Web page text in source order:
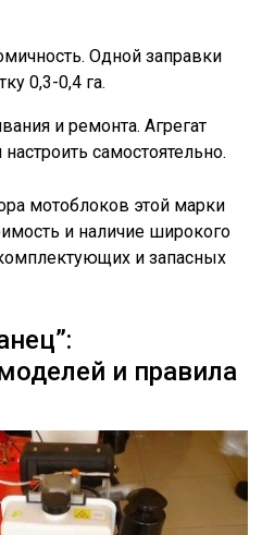
Одной заправки
0,3-0,4 га.
и ремонта. Агрегат
самостоятельно.
мотоблоков этой марки
и наличие широкого
и запасных
и правила